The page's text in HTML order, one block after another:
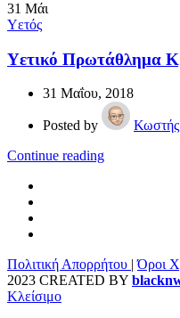
31 Μάι
Υετός
Υετικό Πρωτάθλημα
31 Μαΐου, 2018
Posted by
Continue reading
Πολιτική Απορρήτου |Όροι
2023 CREATED BY
Κλείσιμο